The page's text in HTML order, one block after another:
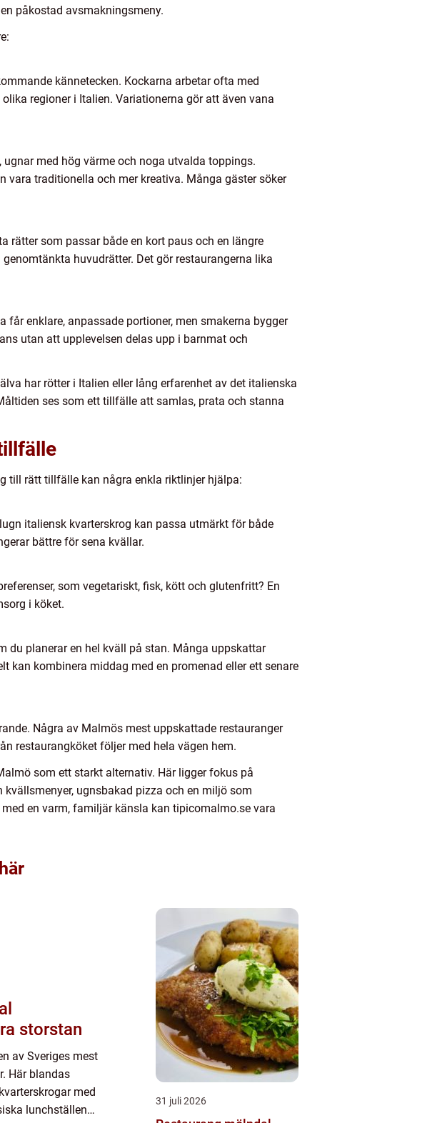
påkostad avsmakningsmeny.
kännetecken. Kockarna arbetar ofta med
regioner i Italien. Variationerna gör att även vana
med hög värme och noga utvalda toppings.
traditionella och mer kreativa. Många gäster söker
rätter som passar både en kort paus och en längre
huvudrätter. Det gör restaurangerna lika
enklare, anpassade portioner, men smakerna bygger
utan att upplevelsen delas upp i barnmat och
har rötter i Italien eller lång erfarenhet av det italienska
ses som ett tillfälle att samlas, prata och stanna
till rätt tillfälle kan några enkla riktlinjer hjälpa:
italiensk kvarterskrog kan passa utmärkt för både
bättre för sena kvällar.
som vegetariskt, fisk, kött och glutenfritt? En
i köket.
du planerar en hel kväll på stan. Många uppskattar
kan kombinera middag med en promenad eller ett senare
Några av Malmös mest uppskattade restauranger
restaurangköket följer med hela vägen hem.
som ett starkt alternativ. Här ligger fokus på
ugnsbakad pizza och en miljö som
en varm, familjär känsla kan tipicomalmo.se vara
storstan
av Sveriges mest
Här blandas
med
lunchställen
31 juli 2026